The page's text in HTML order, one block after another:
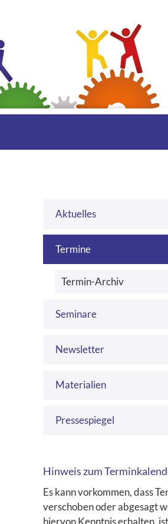
Aktuelles
Termine
Termin-Archiv
Seminare
Newsletter
Materialien
Pressespiegel
Hinweis zum
Es kann vorkommen, dass
verschoben oder abgesagt
hiervon Kenntnis erhalten,